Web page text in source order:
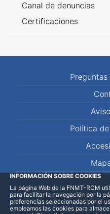
Canal de denuncias
Certificaciones
Política
LinkedInFacebook
INFORMACIÓN SOBRE COOKIES
La página Web de la FNMT-RCM
para facilitar la navegación por la
preferencias seleccionadas por el
empleamos las cookies para